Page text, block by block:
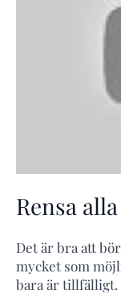
Rensa
Det är bra att
mycket som
bara är tillfälligt.